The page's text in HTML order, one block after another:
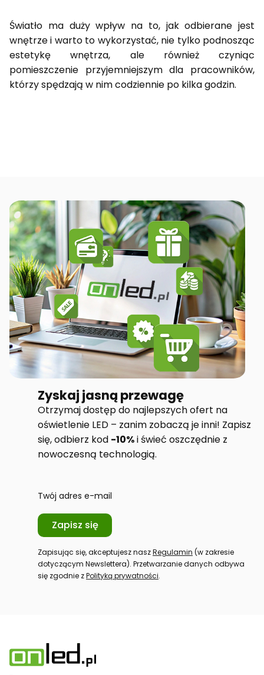
Światło ma duży wpływ na to, jak odbierane jest
wnętrze i warto to wykorzystać, nie tylko podnosząc
estetykę wnętrza, ale również czyniąc
pomieszczenie przyjemniejszym dla pracowników,
którzy spędzają w nim codziennie po kilka godzin.
Zyskaj jasną przewagę
Otrzymaj dostęp do najlepszych ofert na
oświetlenie LED – zanim zobaczą je inni! Zapisz
się, odbierz kod -10%i świeć oszczędnie z
nowoczesną technologią.
Twój adres e-mail
Zapisz się
Zapisując się, akceptujesz naszRegulamin (w zakresie
dotyczącym Newslettera). Przetwarzanie danych odbywa
się zgodnie zPolityką prywatności.